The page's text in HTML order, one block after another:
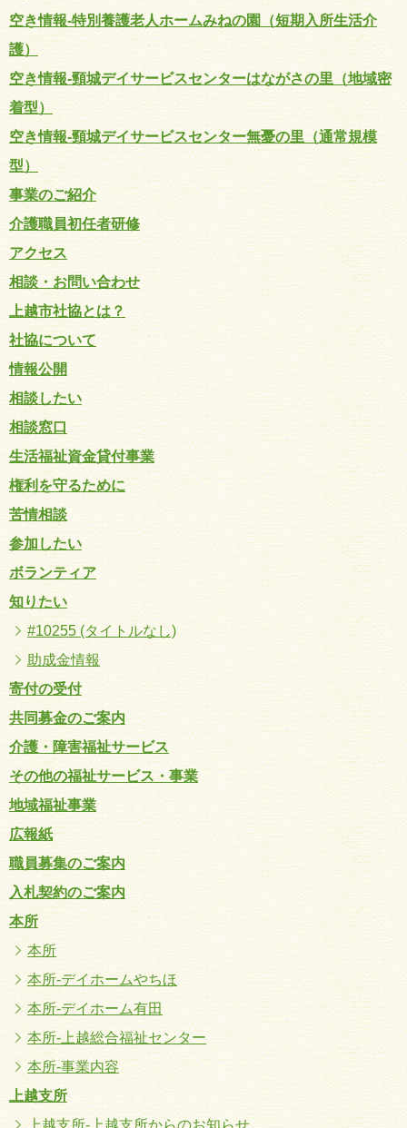
空き情報-特別養護老人ホームみねの園（短期入所生活介
護）
空き情報-頸城デイサービスセンターはながさの里（地域密
着型）
空き情報-頸城デイサービスセンター無憂の里（通常規模
型）
事業のご紹介
介護職員初任者研修
アクセス
相談・お問い合わせ
上越市社協とは？
社協について
情報公開
相談したい
相談窓口
生活福祉資金貸付事業
権利を守るために
苦情相談
参加したい
ボランティア
知りたい
#10255 (タイトルなし)
助成金情報
寄付の受付
共同募金のご案内
介護・障害福祉サービス
その他の福祉サービス・事業
地域福祉事業
広報紙
職員募集のご案内
入札契約のご案内
本所
本所
本所-デイホームやちほ
本所-デイホーム有田
本所-上越総合福祉センター
本所-事業内容
上越支所
上越支所-上越支所からのお知らせ